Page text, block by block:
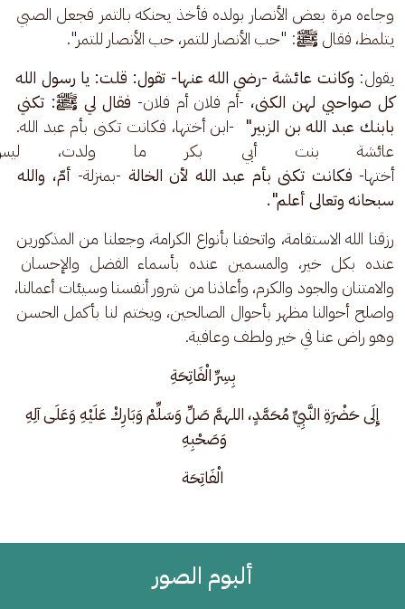
وجاءه مرة بعض الأنصار بولده فأخذ يحنكه بالتمر فجعل الصبي
يتلمظ، فقال ﷺ: "حب الأنصار للتمر، حب الأنصار للتمر".
يقول: وكانت عائشة -رضي الله عنها- تقول: قلت: يا رسول الله
كل صواحبي لهن الكنى، -أم فلان أم فلان- فقال لي ﷺ: تكني
بابنك عبد الله بن الزبير" -ابن أختها، فكانت تكنى بأم عبد الله.
عائشة بنت أبي بكر ما ولدت،
أختها- فكانت تكنى بأم عبد الله لأن الخالة -بمنزلة- أمّ، والله
سبحانه وتعالى أعلم".
رزقنا الله الاستقامة، واتحفنا بأنواع الكرامة، وجعلنا من المذكورين
عنده بكل خير، والمسمين عنده بأسماء الفضل والإحسان
والامتنان والجود والكرم، وأعاذنا من شرور أنفسنا وسيئات أعمالنا،
واصلح أحوالنا مظهر بأحوال الصالحين، ويختم لنا بأكمل الحسن
وهو راض عنا في خير ولطف وعافية.
بِسِرِّ الْفَاتِحَةِ
إِلَى حَضْرَةِ النَّبِيِّ مُحَمَّدٍ، اللهمَّ صَلِّ وَسَلِّمْ وَبَارِكْ عَلَيْهِ وَعَلَى آلِهِ
وَصَحْبِهِ
الْفَاتِحَة
ألبوم الصور